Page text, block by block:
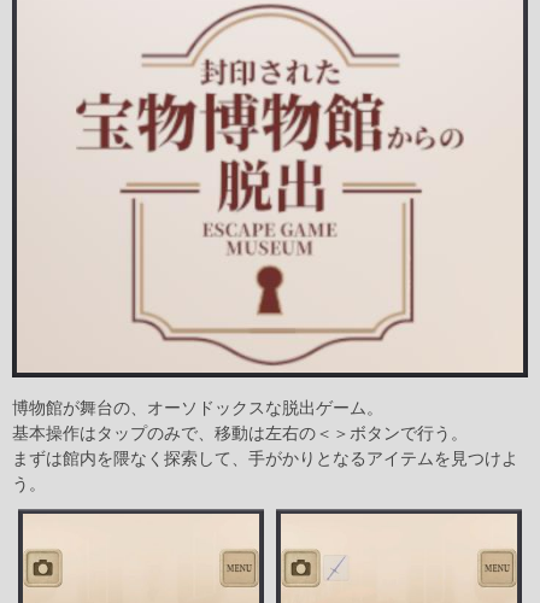
博物館が舞台の、オーソドックスな脱出ゲーム。
基本操作はタップのみで、移動は左右の＜＞ボタンで行う。
まずは館内を隈なく探索して、手がかりとなるアイテムを見つけよ
う。